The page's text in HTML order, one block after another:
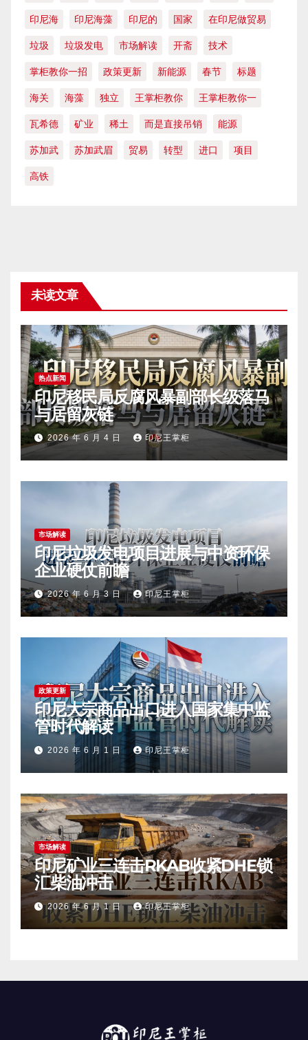
印尼海 印尼海藻 印尼的 国家 在印尼做贸易
垃圾 垃圾发电 市场解读 开斋 技术
掌柜教你一招 政策更新 新能源 春节 标题
海关 海藻 独立 王掌柜教你 王掌柜教你一
瓦希德 矿业 稀土 而是直接吊销 能源
苏加武 苏加武眉 贸易 转型 进口 项目
高铁
未读文章
热点新闻
印尼移民局反腐风暴副部长级落马
与居留灰链
2026 年 6 月 4 日 印尼王掌柜
市场解读
印尼垃圾发电项目进展与中资环保
企业硬仗前瞻
2026 年 6 月 3 日 印尼王掌柜
政策更新
印尼大宗商品出口进入国家集中监
管时代解读
2026 年 6 月 1 日 印尼王掌柜
市场解读
印尼矿业三连击RKAB收紧DHE锁
汇柴油冲击
2026 年 6 月 1 日 印尼王掌柜